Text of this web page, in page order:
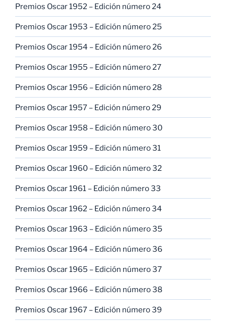
Premios Oscar 1952 – Edición número 24
Premios Oscar 1953 – Edición número 25
Premios Oscar 1954 – Edición número 26
Premios Oscar 1955 – Edición número 27
Premios Oscar 1956 – Edición número 28
Premios Oscar 1957 – Edición número 29
Premios Oscar 1958 – Edición número 30
Premios Oscar 1959 – Edición número 31
Premios Oscar 1960 – Edición número 32
Premios Oscar 1961 – Edición número 33
Premios Oscar 1962 – Edición número 34
Premios Oscar 1963 – Edición número 35
Premios Oscar 1964 – Edición número 36
Premios Oscar 1965 – Edición número 37
Premios Oscar 1966 – Edición número 38
Premios Oscar 1967 – Edición número 39